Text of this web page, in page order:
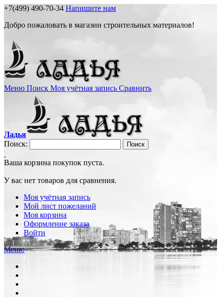
+7(499) 490-70-34 Напишите нам
Добро пожаловать в магазин строительных материалов!
Меню Поиск Моя учётная запись Сравнить
Ладья
Поиск:
Поиск
Ваша корзина покупок пуста.
У вас нет товаров для сравнения.
Моя учётная запись
Мой лист пожеланий
Моя корзина
Оформление заказа
Войти
Меню